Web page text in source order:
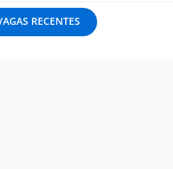
RECENTES